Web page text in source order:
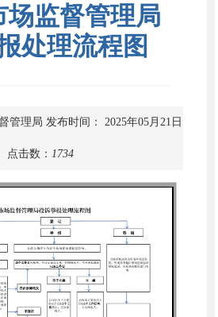
场监督管理局
处理流程图
管理局 发布时间： 2025年05月21日
点击数： 1734